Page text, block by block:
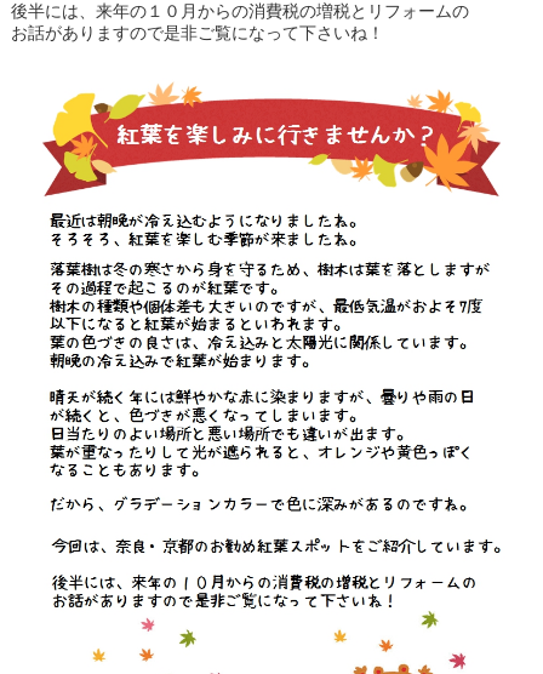
後半には、来年の１０月からの消費税の増税とリフォームの
お話がありますので是非ご覧になって下さいね！